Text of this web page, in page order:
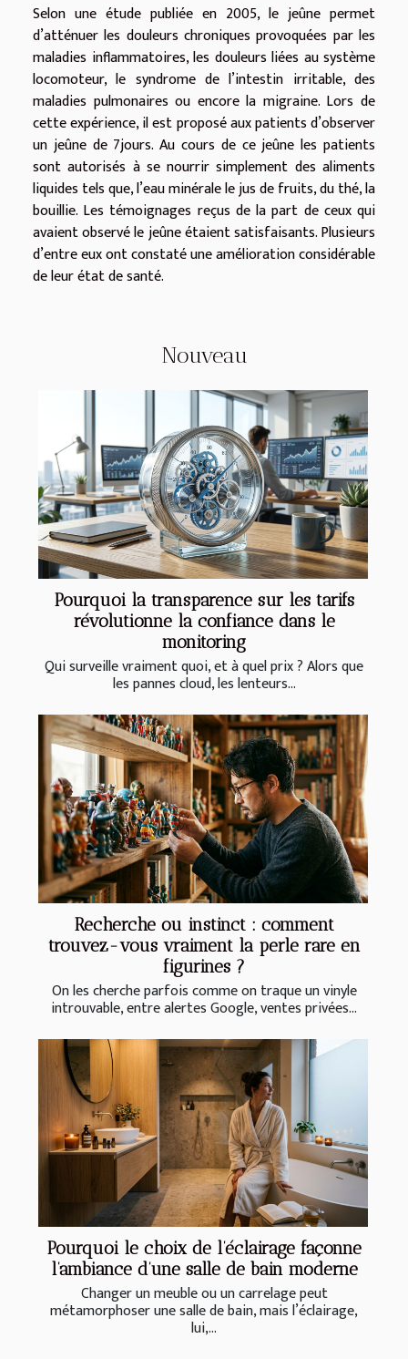
Selon une étude publiée en 2005, le jeûne permet
d’atténuer les douleurs chroniques provoquées par les
maladies inflammatoires, les douleurs liées au système
locomoteur, le syndrome de l’intestin irritable, des
maladies pulmonaires ou encore la migraine. Lors de
cette expérience, il est proposé aux patients d’observer
un jeûne de 7jours. Au cours de ce jeûne les patients
sont autorisés à se nourrir simplement des aliments
liquides tels que, l’eau minérale le jus de fruits, du thé, la
bouillie. Les témoignages reçus de la part de ceux qui
avaient observé le jeûne étaient satisfaisants. Plusieurs
d’entre eux ont constaté une amélioration considérable
de leur état de santé.
Nouveau
Pourquoi la transparence sur les tarifs
révolutionne la confiance dans le
monitoring
Qui surveille vraiment quoi, et à quel prix ? Alors que
les pannes cloud, les lenteurs...
Recherche ou instinct : comment
trouvez-vous vraiment la perle rare en
figurines ?
On les cherche parfois comme on traque un vinyle
introuvable, entre alertes Google, ventes privées...
Pourquoi le choix de l’éclairage façonne
l’ambiance d’une salle de bain moderne
Changer un meuble ou un carrelage peut
métamorphoser une salle de bain, mais l’éclairage,
lui,...